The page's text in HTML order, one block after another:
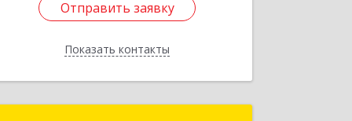
Отправить заявку
Показать контакты
Отправить заявку
Назад